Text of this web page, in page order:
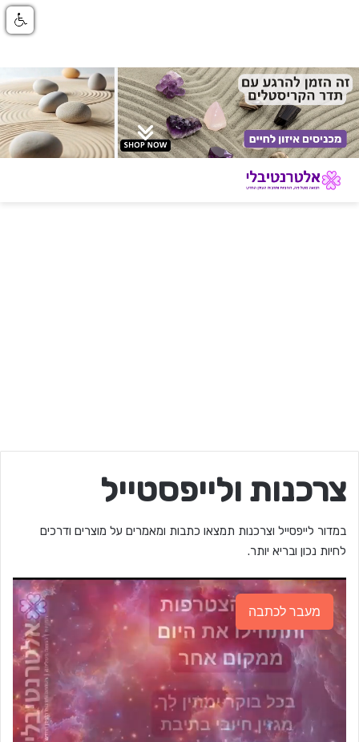
צרכנות ולייפסטייל
במדור לייפסייל וצרכנות תמצאו כתבות ומאמרים על מוצרים ודרכים
לחיות נכון ובריא יותר.
מעבר לכתבה